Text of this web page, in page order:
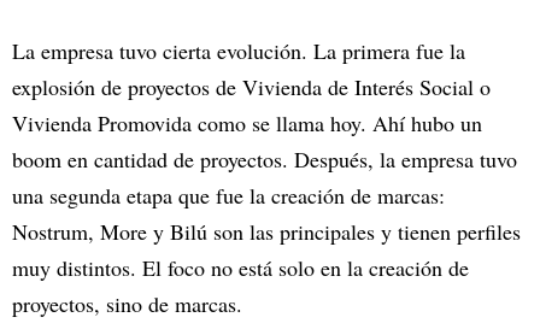
La empresa tuvo cierta evolución. La primera fue la
explosión de proyectos de Vivienda de Interés Social o
Vivienda Promovida como se llama hoy. Ahí hubo un
boom en cantidad de proyectos. Después, la empresa tuvo
una segunda etapa que fue la creación de marcas:
Nostrum, More y Bilú son las principales y tienen perfiles
muy distintos. El foco no está solo en la creación de
proyectos, sino de marcas.